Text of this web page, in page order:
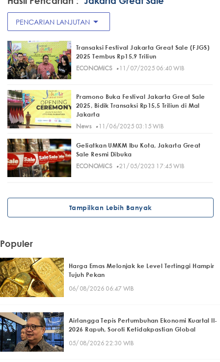
PENCARIAN LANJUTAN arrow_drop_down
Transaksi Festival Jakarta Great Sale (FJGS)
2025 Tembus Rp15,9 Triliun
ECONOMICS· 11/07/2025 06:40 WIB
Pramono Buka Festival Jakarta Great Sale
2025, Bidik Transaksi Rp15,5 Triliun di Mal
Jakarta
News· 11/06/2025 03:15 WIB
Geliatkan UMKM Ibu Kota, Jakarta Great
Sale Resmi Dibuka
ECONOMICS· 21/05/2023 17:45 WIB
Tampilkan Lebih Banyak
Populer
Harga Emas Melonjak ke Level Tertinggi Hampir
Tujuh Pekan
06/08/2026 06:47 WIB
Airlangga Tepis Pertumbuhan Ekonomi Kuartal II-
2026 Rapuh, Soroti Ketidakpastian Global
05/08/2026 22:30 WIB